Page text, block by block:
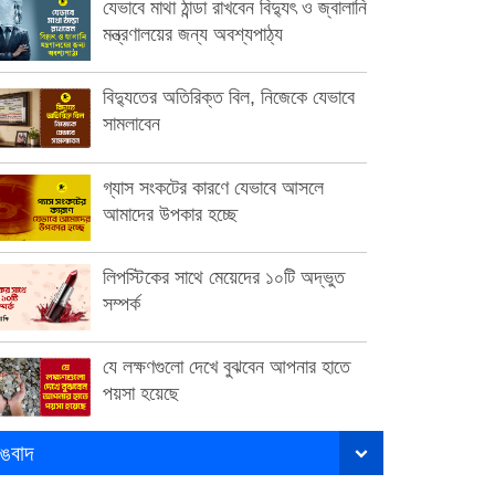
যেভাবে মাথা ঠান্ডা রাখবেন বিদ্যুৎ ও জ্বালানি
মন্ত্রণালয়ের জন্য অবশ্যপাঠ্য
বিদ্যুতের অতিরিক্ত বিল, নিজেকে যেভাবে
সামলাবেন
গ্যাস সংকটের কারণে যেভাবে আসলে
আমাদের উপকার হচ্ছে
লিপস্টিকের সাথে মেয়েদের ১০টি অদ্ভুত
সম্পর্ক
যে লক্ষণগুলো দেখে বুঝবেন আপনার হাতে
পয়সা হয়েছে